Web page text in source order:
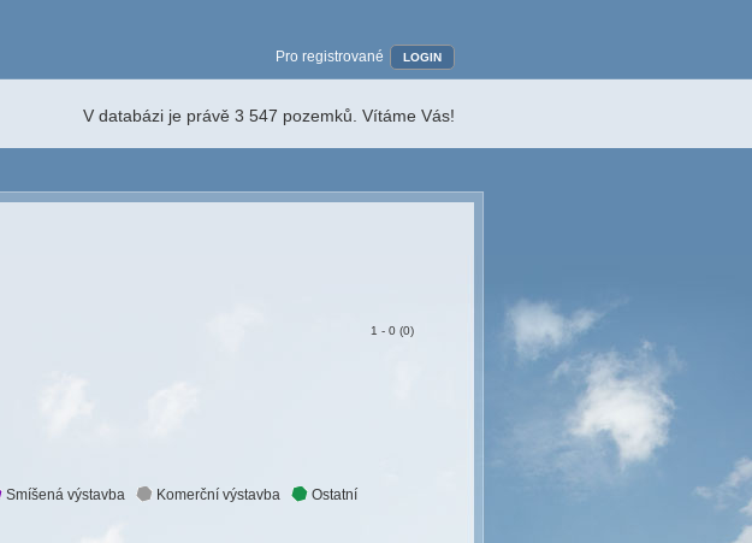
Pro registrované LOGIN
V databázi je právě 3 547 pozemků. Vítáme Vás!
1 - 0 (0)
Smíšená výstavba Komerční výstavba Ostatní